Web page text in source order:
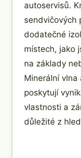
autoservisů.
sendvičových
dodatečné
místech, jako
na základy
Minerální vlna
poskytují
vlastnosti a
důležité z